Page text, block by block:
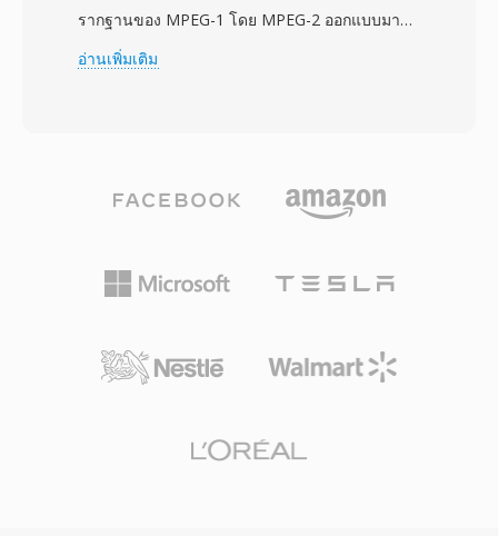
ซิงโครไนซ์เสียง-วิดีโอ และรองรับฟีเจอร์อย่างจุด
เข้าถึงแบบสุ่มสำหรับการค้นหาตำแหน่งที่มี
ให้สมดุลที่มีประสิทธิภาพระหว่างคุณภาพวิดีโอและ
ขนาดไฟล์ ทำให้บันทึกได้ยาวนานขึ้นบนการ์ด
ไฟล์ MTS ได้รับการยอมรับจากแอปพลิเคชันตัดต่อ
ต่อได้โดยตรง แม้ว่าบางขั้นตอนการทำงานจะได้
ประโยชน์จากการแปลงรหัสเป็นรูปแบบที่ปรับให้
รากฐานของ MPEG-1 โดย MPEG-2 ออกแบบมา
เพื่อจัดการบิตเรตและความละเอียดที่สูงขึ้น โดย
levels ที่ให้การใช้งานกำหนดเป้าหมายระดับความ
แอปพลิเคชันพื้นฐานจนถึง High Profile ที่รองรับ
chroma 4:2:2 สำหรับการออกอากาศระดับมืออาชีพ
โทรทัศน์ดิจิทัลทั่วโลก ถูกนำมาใช้โดยมาตรฐาน
ภาพยนตร์มาสู่ตลาดผู้บริโภค ชั้น transport
อ่านเพิ่มเติม